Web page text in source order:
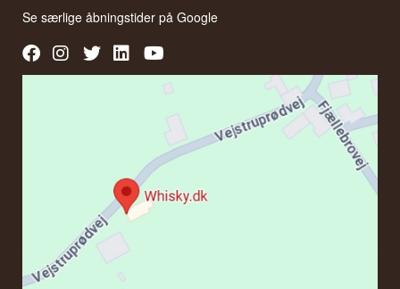
Se særlige åbningstider påGoogle